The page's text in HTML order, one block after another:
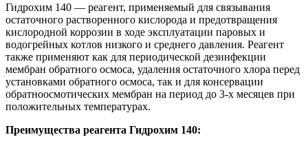
Гидрохим 140 — реагент, применяемый для связывания
остаточного растворенного кислорода и предотвращения
кислородной коррозии в ходе эксплуатации паровых и
водогрейных котлов низкого и среднего давления. Реагент
также применяют как для периодической дезинфекции
мембран обратного осмоса, удаления остаточного хлора перед
установками обратного осмоса, так и для консервации
обратноосмотических мембран на период до 3-х месяцев при
положительных температурах.
Преимущества реагента Гидрохим 140: